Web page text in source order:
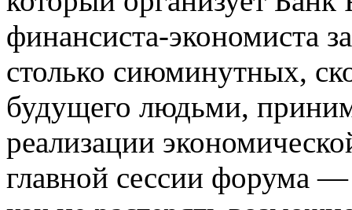
финансиста-экономиста
столько сиюминутных,
будущего людьми,
реализации
главной сессии форума